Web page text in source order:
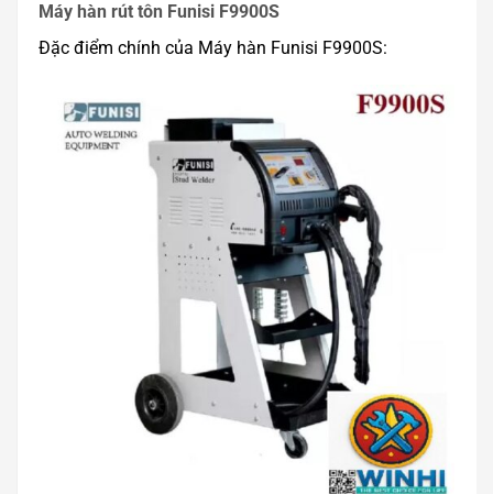
Máy hàn rút tôn Funisi F9900S
Đặc điểm chính của Máy hàn Funisi F9900S: